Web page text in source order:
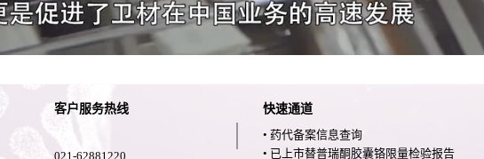
客户服务热线
021-62881220
快速通道
• 药代备案信息查询
• 已上市替普瑞酮胶囊铬限量检验报告